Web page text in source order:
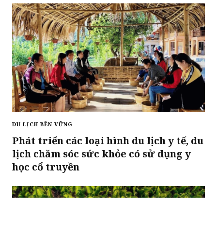
DU LỊCH BỀN VỮNG
Phát triển các loại hình du lịch y tế, du
lịch chăm sóc sức khỏe có sử dụng y
học cổ truyền